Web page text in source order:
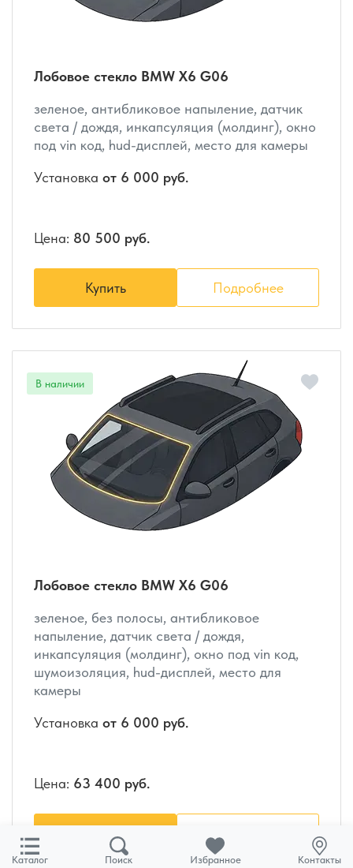
Каталог Поиск Избранное Контакты
Лобовое стекло BMW X6 G06
зеленое, антибликовое напыление, датчик
света / дождя, инкапсуляция (молдинг), окно
под vin код, hud-дисплей, место для камеры
Установка от 6 000 руб.
Цена: 80 500 руб.
Купить Подробнее
Лобовое стекло BMW X6 G06
зеленое, без полосы, антибликовое
напыление, датчик света / дождя,
инкапсуляция (молдинг), окно под vin код,
шумоизоляция, hud-дисплей, место для
камеры
Установка от 6 000 руб.
Цена: 63 400 руб.
Купить